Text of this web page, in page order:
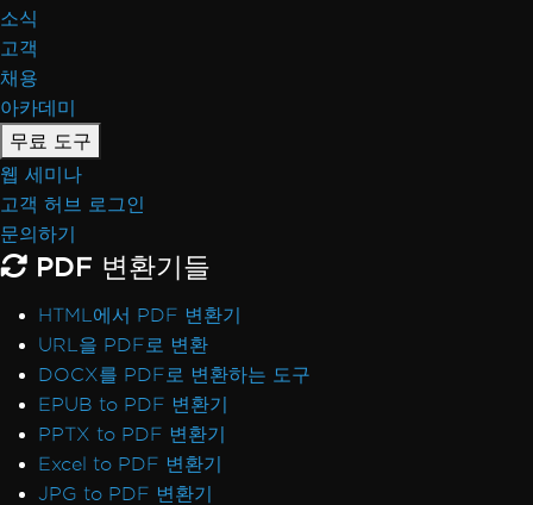
소식
고객
채용
아카데미
무료 도구
웹 세미나
고객 허브 로그인
문의하기
PDF 변환기들
HTML에서 PDF 변환기
URL을 PDF로 변환
DOCX를 PDF로 변환하는 도구
EPUB to PDF 변환기
PPTX to PDF 변환기
Excel to PDF 변환기
JPG to PDF 변환기